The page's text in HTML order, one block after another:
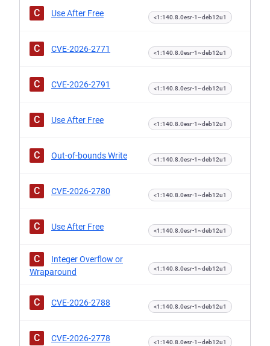
C Use After Free <1:140.8.0esr-1~deb12u1
C CVE-2026-2771 <1:140.8.0esr-1~deb12u1
C CVE-2026-2791 <1:140.8.0esr-1~deb12u1
C Use After Free <1:140.8.0esr-1~deb12u1
C Out-of-bounds Write <1:140.8.0esr-1~deb12u1
C CVE-2026-2780 <1:140.8.0esr-1~deb12u1
C Use After Free <1:140.8.0esr-1~deb12u1
C
Integer Overflow or
Wraparound
<1:140.8.0esr-1~deb12u1
C CVE-2026-2788 <1:140.8.0esr-1~deb12u1
C CVE-2026-2778 <1:140.8.0esr-1~deb12u1